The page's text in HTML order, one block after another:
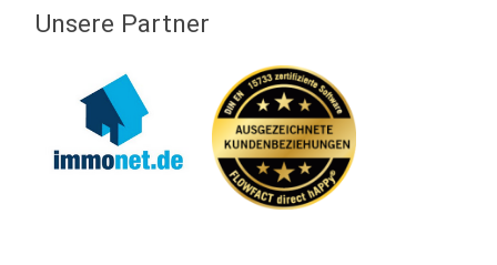
Unsere Partner